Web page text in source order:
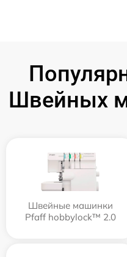
Швейных
Швейные машинки
Pfaff hobbylock™ 2.0